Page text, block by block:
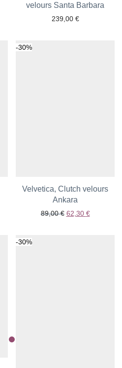
velours Santa Barbara
239,00 €
Ajouter aux favoris
-30%
Velvetica, Clutch velours
Ankara
89,00€ Le prix initial
62,30 €Le prix
Ajouter aux favoris
-30%